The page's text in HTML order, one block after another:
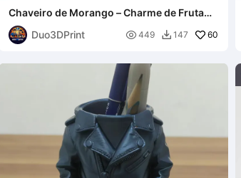
Chaveiro de Morango – Charme de Fruta
Fofo
Duo3DPrint
 449  147 60